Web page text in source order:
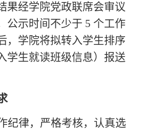
果经学院党政联席会审议
公示时间不少于 5 个工作
，学院将拟转入学生排序
学生就读班级信息）报送
纪律，严格考核，认真选